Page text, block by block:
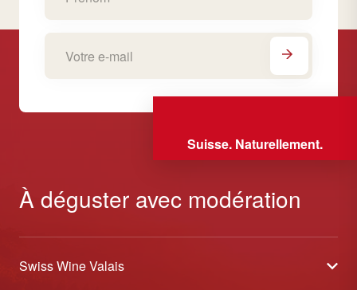
Suisse. Naturellement.
À déguster avec modération
Swiss Wine Valais